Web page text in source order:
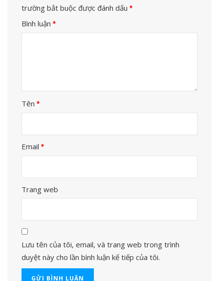
trường bắt buộc được đánh dấu*
Bình luận*
Tên*
Email*
Trang web
Lưu tên của tôi, email, và trang web trong trình
duyệt này cho lần bình luận kế tiếp của tôi.